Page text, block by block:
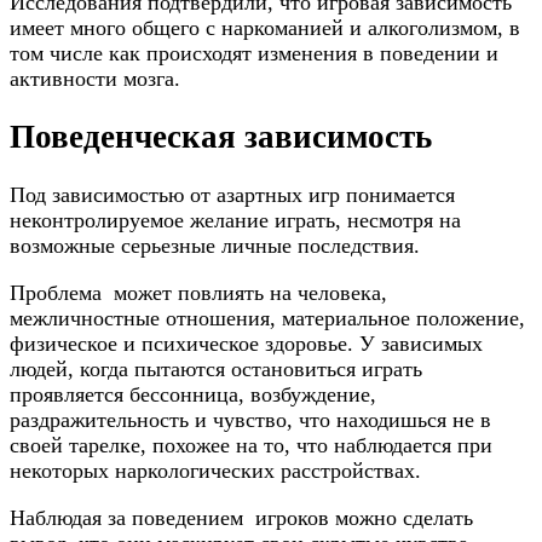
имеет много общего с наркоманией и алкоголизмом, в
том числе как происходят изменения в поведении и
активности мозга.
Поведенческая зависимость
Под зависимостью от азартных игр понимается
неконтролируемое желание играть, несмотря на
возможные серьезные личные последствия.
Проблема может повлиять на человека,
межличностные отношения, материальное положение,
физическое и психическое здоровье. У зависимых
людей, когда пытаются остановиться играть
проявляется бессонница, возбуждение,
раздражительность и чувство, что находишься не в
своей тарелке, похожее на то, что наблюдается при
некоторых наркологических расстройствах.
Наблюдая за поведением игроков можно сделать